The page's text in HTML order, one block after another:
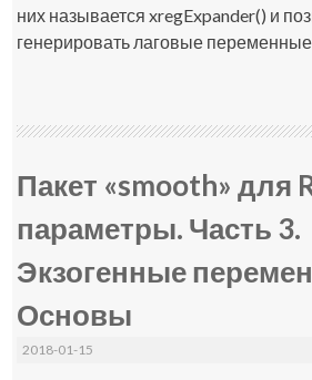
них называется xregExpander() и
генерировать лаговые
Пакет «smooth» для
параметры. Часть 3.
Экзогенные
Основы
2018-01-15